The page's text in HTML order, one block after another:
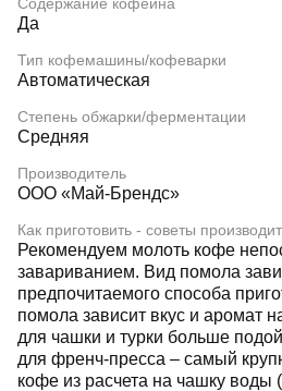
Да
Тип кофемашины/кофеварки
Автоматическая
Степень обжарки/ферментации
Средняя
Производитель
ООО «Май-Брендс»
Как приготовить - советы
Рекомендуем молоть кофе
завариванием. Вид помола
предпочитаемого способа
помола зависит вкус и аромат
для чашки и турки больше
для френч-пресса – самый
кофе из расчета на чашку воды